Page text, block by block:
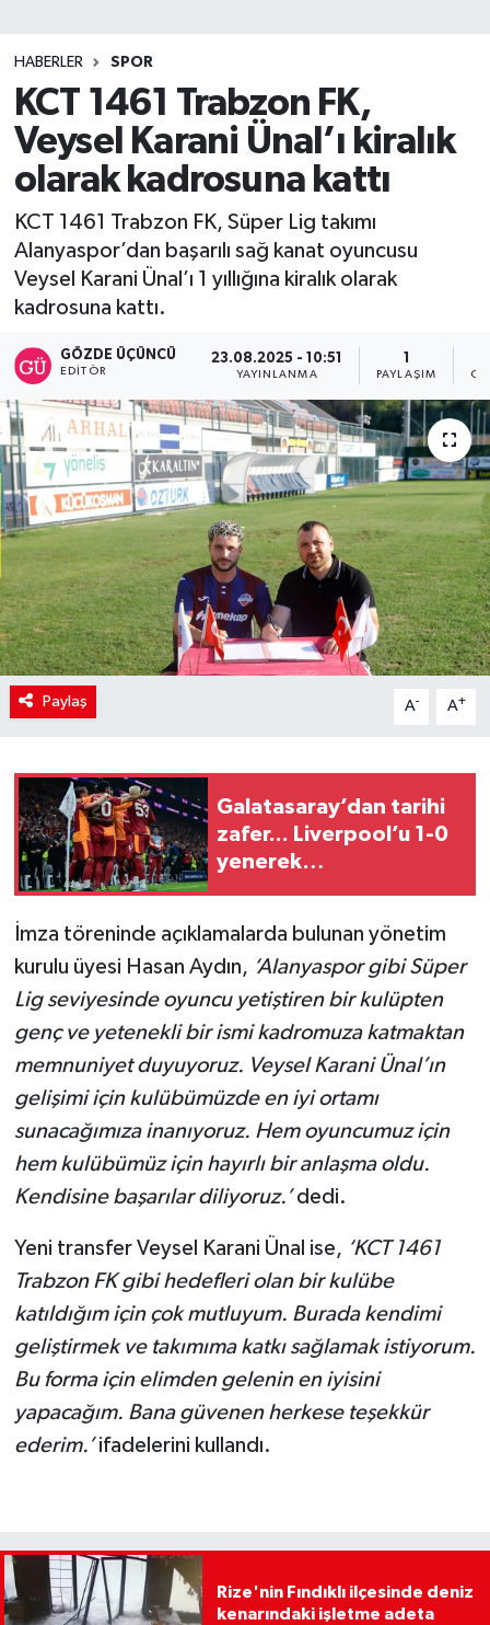
HABERLER SPOR
KCT 1461 Trabzon FK,
Veysel Karani Ünal’ı kiralık
olarak kadrosuna kattı
KCT 1461 Trabzon FK, Süper Lig takımı
Alanyaspor’dan başarılı sağ kanat oyuncusu
Veysel Karani Ünal’ı 1 yıllığına kiralık olarak
kadrosuna kattı.
GÖZDE ÜÇÜNCÜ
EDITÖR
23.08.2025 - 10:51
YAYINLANMA
1
PAYLAŞIM
Paylaş A- A+
Galatasaray’dan tarihi
zafer... Liverpool’u 1-0
yenerek
İmza töreninde açıklamalarda bulunan yönetim
kurulu üyesi Hasan Aydın, ‘Alanyaspor gibi Süper
Lig seviyesinde oyuncu yetiştiren bir kulüpten
genç ve yetenekli bir ismi kadromuza katmaktan
memnuniyet duyuyoruz. Veysel Karani Ünal’ın
gelişimi için kulübümüzde en iyi ortamı
sunacağımıza inanıyoruz. Hem oyuncumuz için
hem kulübümüz için hayırlı bir anlaşma oldu.
Kendisine başarılar diliyoruz.’dedi.
Yeni transfer Veysel Karani Ünal ise, ‘KCT 1461
Trabzon FK gibi hedefleri olan bir kulübe
katıldığım için çok mutluyum. Burada kendimi
geliştirmek ve takımıma katkı sağlamak istiyorum.
Bu forma için elimden gelenin en iyisini
yapacağım. Bana güvenen herkese teşekkür
ederim.’ifadelerini kullandı.
Rize'nin Fındıklı ilçesinde deniz
kenarındaki işletme adeta
Teknoloji
TRABZON
Yaşam